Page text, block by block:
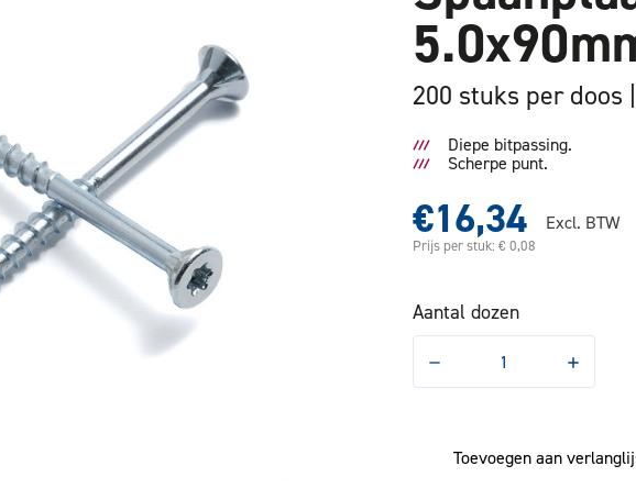
200 stuks per doos
Diepe bitpassing.
Scherpe punt.
€16,34
Prijs per stuk: € 0,08
Excl. BTW
Aantal dozen
Hoeveelheid
5.0x90mm
5.0x90mm
DD
Toevoegen aan